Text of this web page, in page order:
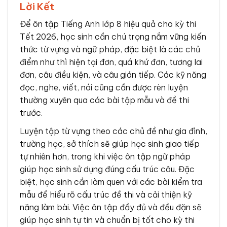
Lời Kết
Để ôn tập Tiếng Anh lớp 8 hiệu quả cho kỳ thi
Tết 2026, học sinh cần chú trọng nắm vững kiến
thức từ vựng và ngữ pháp, đặc biệt là các chủ
điểm như thì hiện tại đơn, quá khứ đơn, tương lai
đơn, câu điều kiện, và câu gián tiếp. Các kỹ năng
đọc, nghe, viết, nói cũng cần được rèn luyện
thường xuyên qua các bài tập mẫu và đề thi
trước.
Luyện tập từ vựng theo các chủ đề như gia đình,
trường học, sở thích sẽ giúp học sinh giao tiếp
tự nhiên hơn, trong khi việc ôn tập ngữ pháp
giúp học sinh sử dụng đúng cấu trúc câu. Đặc
biệt, học sinh cần làm quen với các bài kiểm tra
mẫu để hiểu rõ cấu trúc đề thi và cải thiện kỹ
năng làm bài. Việc ôn tập đầy đủ và đều đặn sẽ
giúp học sinh tự tin và chuẩn bị tốt cho kỳ thi